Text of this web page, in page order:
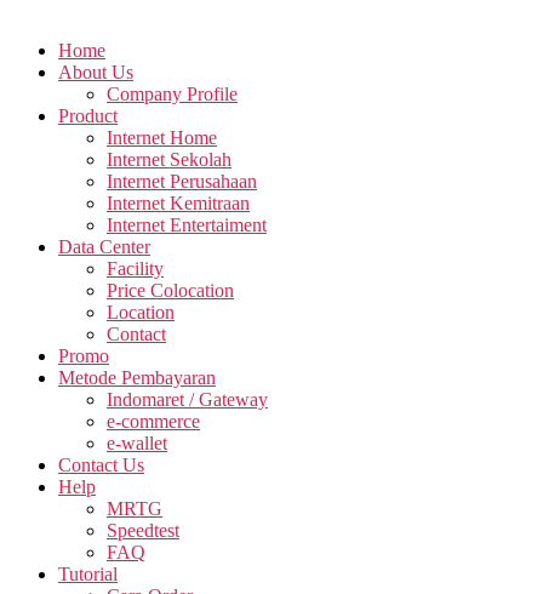
Home
About Us
Company Profile
Product
Internet Home
Internet Sekolah
Internet Perusahaan
Internet Kemitraan
Internet Entertaiment
Data Center
Facility
Price Colocation
Location
Contact
Promo
Metode Pembayaran
Indomaret / Gateway
e-commerce
e-wallet
Contact Us
Help
MRTG
Speedtest
FAQ
Tutorial